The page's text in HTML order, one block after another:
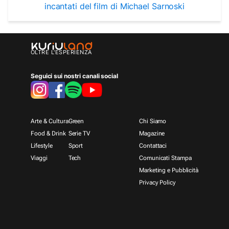
incantati del film di Michael Sarnoski
OLTRE L'ESPERIENZA
Seguici sui nostri canali social
Arte & Cultura
Food & Drink
Lifestyle
Viaggi
Green
Serie TV
Sport
Tech
Chi Siamo
Magazine
Contattaci
Comunicati Stampa
Marketing e Pubblicità
Privacy Policy